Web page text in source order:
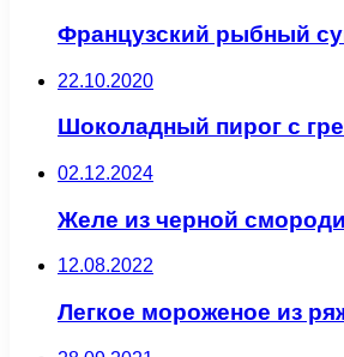
Французский рыбный
22.10.2020
Шоколадный пирог с
02.12.2024
Желе из черной
12.08.2022
Легкое мороженое из